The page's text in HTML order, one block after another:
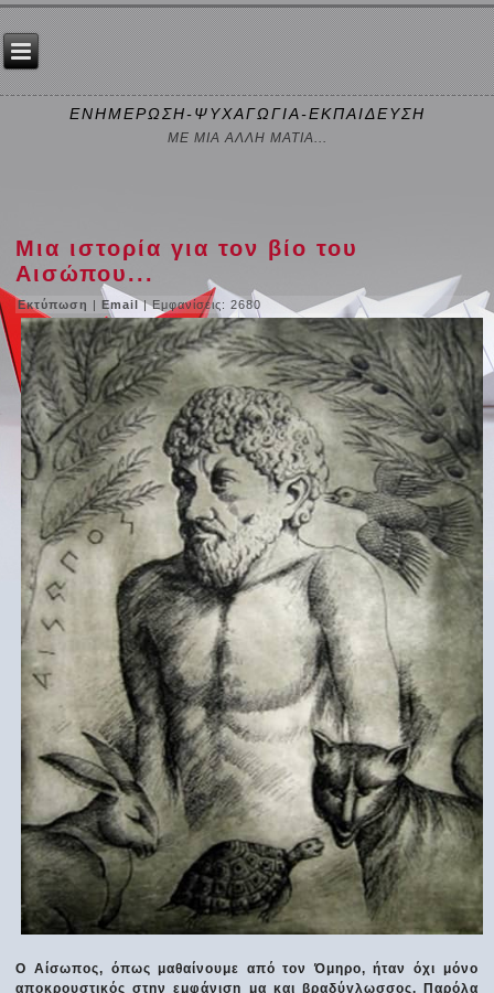
ΕΝΗΜΕΡΩΣΗ-ΨΥΧΑΓΩΓΙΑ-ΕΚΠΑΙΔΕΥΣΗ
ΜΕ ΜΙΑ ΑΛΛΗ ΜΑΤΙΑ...
Μια ιστορία για τον βίο του
Αισώπου...
Εκτύπωση |Email| Εμφανίσεις: 2680
Ο Αίσωπος, όπως μαθαίνουμε από τον Όμηρο, ήταν όχι μόνο
αποκρουστικός στην εμφάνιση μα και βραδύγλωσσος. Παρόλα